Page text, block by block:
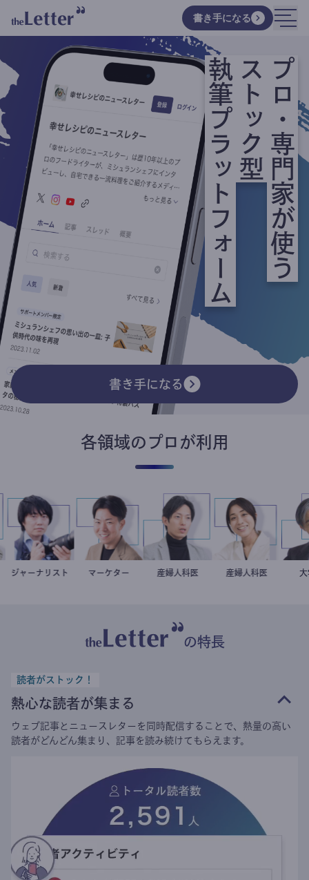
書き手になる
プロ・専門家が使う
ストック型
執筆プラットフォーム
書き手になる
各領域のプロが利用
ト
志葉玲
ジャーナリスト 室谷良平
マーケター 重見大介
産婦人科医 稲葉可奈子
産婦人科医
の特長
読者がストック！
熱心な読者が集まる
ウェブ記事とニュースレターを同時配信することで、熱量の高い
読者がどんどん集まり、記事を読み続けてもらえます。